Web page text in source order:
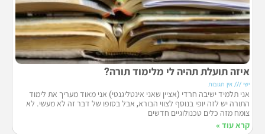
איזה תועלת תהיה לי מלימוד תורה?
ישי אין תגובות
אני תלמיד ישיבה חרדי (אציין שאני אינטליגנטי) אני מאוד מעריך את לימוד
התורה יש לזה יופי בנוסף לצווי הבורא, אבל בסופו של דבר זה לא מעשי. לא
צומח מזה כלים טכנולוגיים חדשים
קרא עוד »